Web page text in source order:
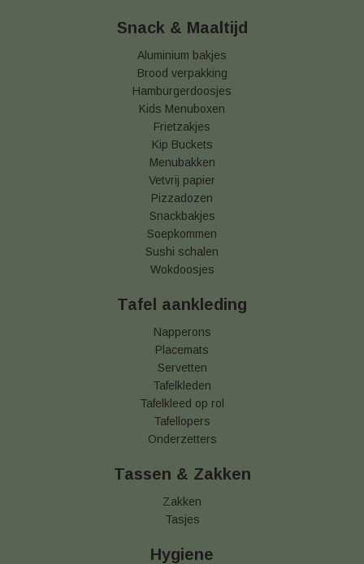
Snack & Maaltijd
Aluminium bakjes
Brood verpakking
Hamburgerdoosjes
Kids Menuboxen
Frietzakjes
Kip Buckets
Menubakken
Vetvrij papier
Pizzadozen
Snackbakjes
Soepkommen
Sushi schalen
Wokdoosjes
Tafel aankleding
Napperons
Placemats
Servetten
Tafelkleden
Tafelkleed op rol
Tafellopers
Onderzetters
Tassen & Zakken
Zakken
Tasjes
Hygiene